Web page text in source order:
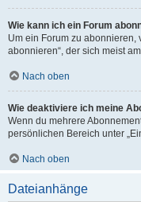
Wie kann ich ein Forum
Um ein Forum zu abonnieren,
abonnieren“, der sich meist
Nach oben
Wie deaktiviere ich meine
Wenn du mehrere
persönlichen Bereich unter
Nach oben
Dateianhänge